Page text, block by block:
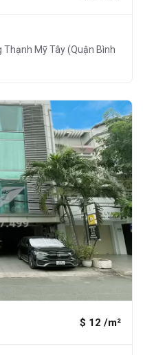
Mỹ Tây (Quận Bình
$ 12 /m²